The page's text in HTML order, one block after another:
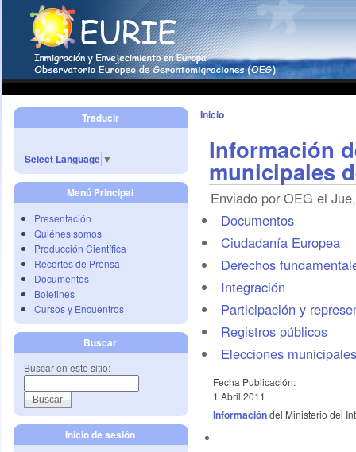
Traducir
Select Language ▼
Menú Principal
Presentación
Quiénes somos
Producción Científica
Recortes de Prensa
Documentos
Boletines
Cursos y Encuentros
Buscar
Buscar en este sitio:
Inicio de sesión
Inicio
Información
municipales
Enviado por OEG el
Documentos
Ciudadanía Europea
Derechos
Integración
Participación y
Registros públicos
Elecciones
Fecha Publicación:
1 Abril 2011
Informacióndel Ministerio del